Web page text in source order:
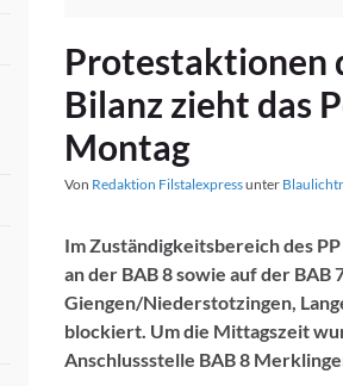
Protestaktionen
Bilanz zieht das
Montag
Von Redaktion Filstalexpressunter
Im Zuständigkeitsbereich des
an der BAB 8 sowie auf der
Giengen/Niederstotzingen,
blockiert. Um die Mittagszeit
Anschlussstelle BAB 8